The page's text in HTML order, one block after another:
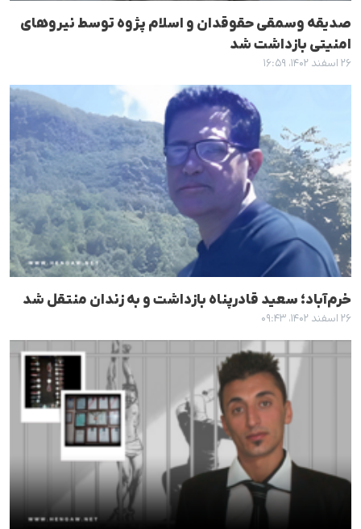
صدیقە وسمقی حقوقدان و اسلام پژوه توسط نیروهای
امنیتی بازداشت شد
۲۶ اسفند ۱۴۰۲، ۱۶:۵۹
خرم‌آباد؛ سعید قادرپناه بازداشت و به زندان منتقل شد
۲۶ اسفند ۱۴۰۲، ۰۹:۴۳